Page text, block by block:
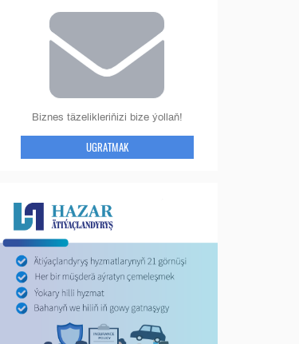
Biznes täzelikleriňizi bize ýollaň!
UGRATMAK